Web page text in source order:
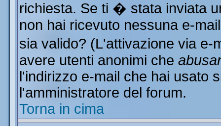
richiesta. Se ti � stata inviata
non hai ricevuto nessuna e-
sia valido? (L'attivazione via
avere utenti anonimi che
l'indirizzo e-mail che hai usato
l'amministratore del forum.
Torna in cima